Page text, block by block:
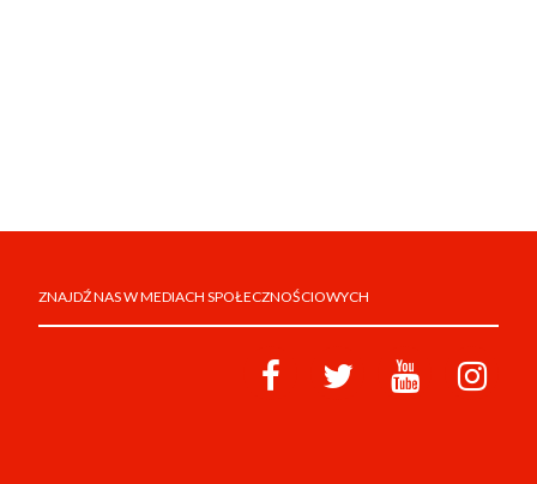
ZNAJDŹ NAS W MEDIACH SPOŁECZNOŚCIOWYCH